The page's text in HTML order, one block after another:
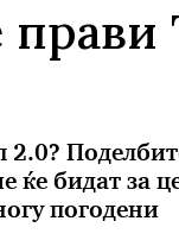
ќе бидат за
погодени